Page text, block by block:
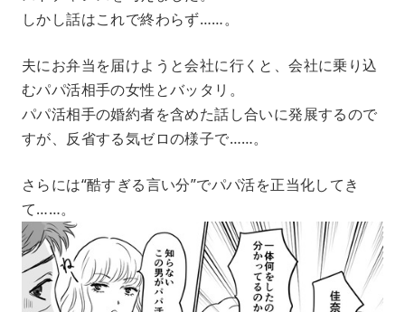
しかし話はこれで終わらず……。
夫にお弁当を届けようと会社に行くと、会社に乗り込
むパパ活相手の女性とバッタリ。
パパ活相手の婚約者を含めた話し合いに発展するので
すが、反省する気ゼロの様子で……。
さらには“酷すぎる言い分”でパパ活を正当化してき
て……。